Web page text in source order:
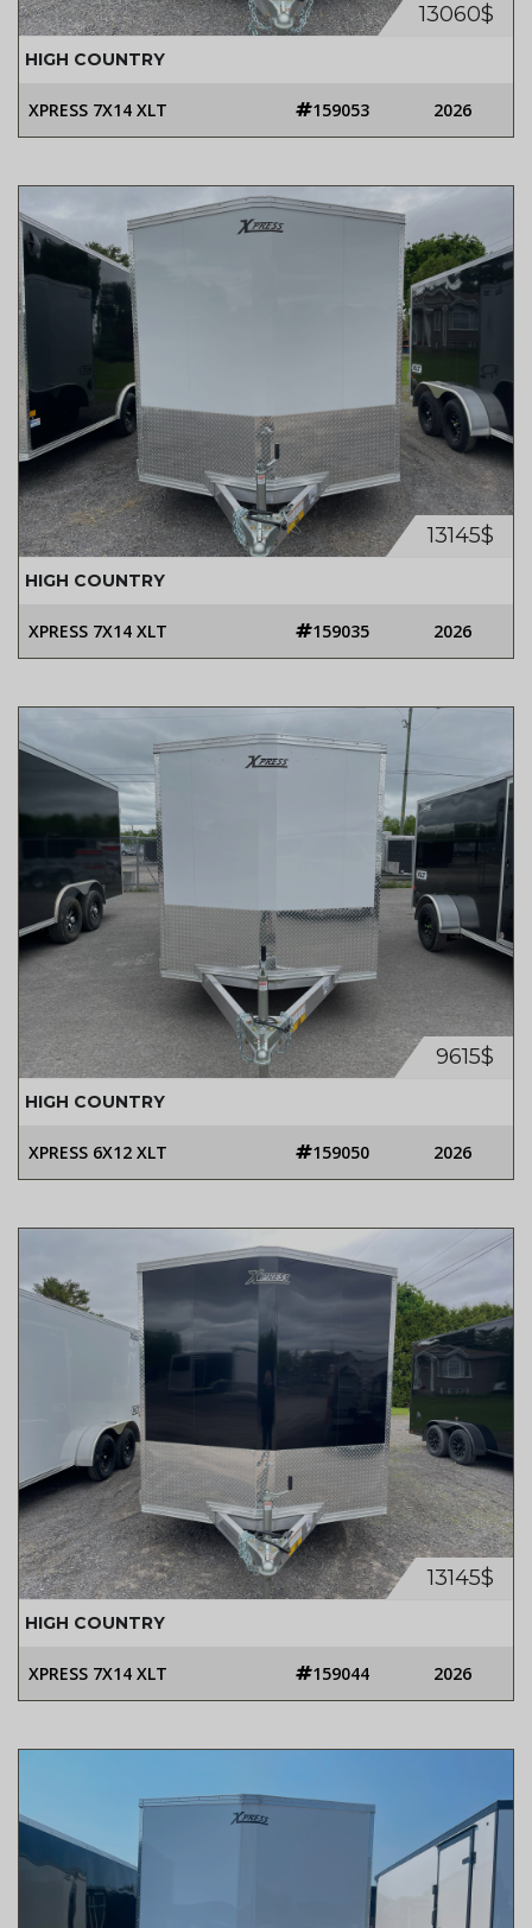
13060$
HIGH COUNTRY
XPRESS 7X14 XLT 159053 2026
13145$
HIGH COUNTRY
XPRESS 7X14 XLT 159035 2026
9615$
HIGH COUNTRY
XPRESS 6X12 XLT 159050 2026
13145$
HIGH COUNTRY
XPRESS 7X14 XLT 159044 2026